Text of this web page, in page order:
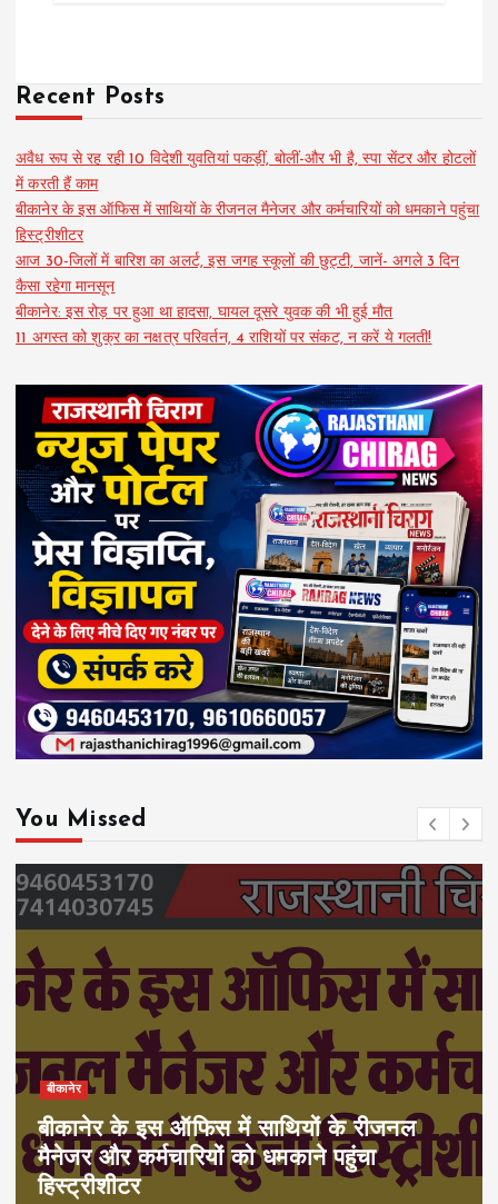
Recent Posts
अवैध रूप से रह रही 10 विदेशी युवतियां पकड़ीं, बोलीं-और भी है, स्पा सेंटर और होटलों
में करती हैं काम
बीकानेर के इस ऑफिस में साथियों के रीजनल मैनेजर और कर्मचारियों को धमकाने पहुंचा
हिस्ट्रीशीटर
आज 30-जिलों में बारिश का अलर्ट, इस जगह स्कूलों की छुट्टी, जानें- अगले 3 दिन
कैसा रहेगा मानसून
बीकानेर: इस रोड़ पर हुआ था हादसा, घायल दूसरे युवक की भी हुई मौत
11 अगस्त को शुक्र का नक्षत्र परिवर्तन, 4 राशियों पर संकट, न करें ये गलती!
You Missed
बीकानेर
बीकानेर के इस ऑफिस में साथियों के रीजनल
मैनेजर और कर्मचारियों को धमकाने पहुंचा
हिस्ट्रीशीटर